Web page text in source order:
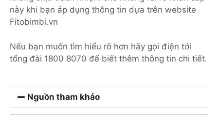
này khi bạn áp dụng thông tin dựa trên website
Fitobimbi.vn
Nếu bạn muốn tìm hiểu rõ hơn hãy gọi điện tới
tổng đài 1800 8070 để biết thêm thông tin chi tiết.
Nguồn tham khảo